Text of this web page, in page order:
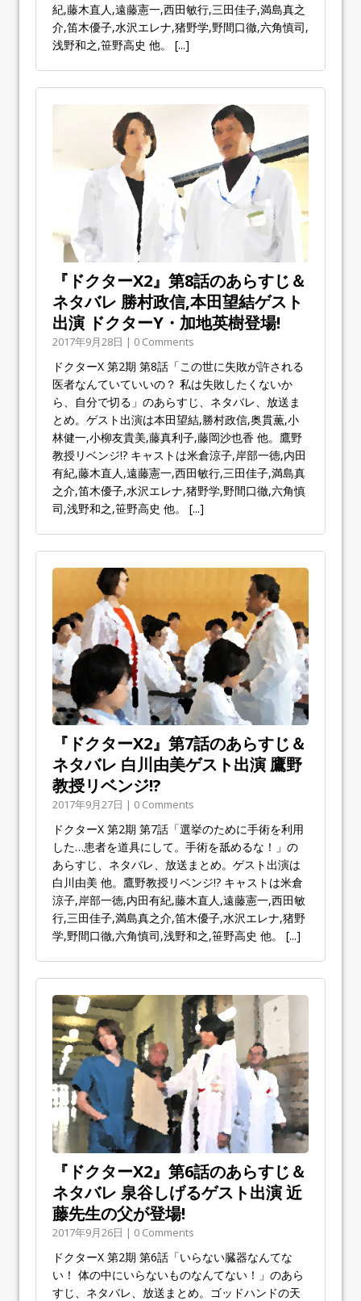
紀,藤木直人,遠藤憲一,西田敏行,三田佳子,満島真之
介,笛木優子,水沢エレナ,猪野学,野間口徹,六角慎司,
浅野和之,笹野高史 他。 [...]
『ドクターX2』第8話のあらすじ＆
ネタバレ 勝村政信,本田望結ゲスト
出演 ドクターY・加地英樹登場!
2017年9月28日 | 0 Comments
ドクターX 第2期 第8話「この世に失敗が許される
医者なんていていいの？ 私は失敗したくないか
ら、自分で切る」のあらすじ、ネタバレ、放送ま
とめ。ゲスト出演は本田望結,勝村政信,奥貫薫,小
林健一,小柳友貴美,藤真利子,藤岡沙也香 他。鷹野
教授リベンジ!? キャストは米倉涼子,岸部一徳,内田
有紀,藤木直人,遠藤憲一,西田敏行,三田佳子,満島真
之介,笛木優子,水沢エレナ,猪野学,野間口徹,六角慎
司,浅野和之,笹野高史 他。 [...]
『ドクターX2』第7話のあらすじ＆
ネタバレ 白川由美ゲスト出演 鷹野
教授リベンジ!?
2017年9月27日 | 0 Comments
ドクターX 第2期 第7話「選挙のために手術を利用
した…患者を道具にして。手術を舐めるな！」の
あらすじ、ネタバレ、放送まとめ。ゲスト出演は
白川由美 他。鷹野教授リベンジ!? キャストは米倉
涼子,岸部一徳,内田有紀,藤木直人,遠藤憲一,西田敏
行,三田佳子,満島真之介,笛木優子,水沢エレナ,猪野
学,野間口徹,六角慎司,浅野和之,笹野高史 他。 [...]
『ドクターX2』第6話のあらすじ＆
ネタバレ 泉谷しげるゲスト出演 近
藤先生の父が登場!
2017年9月26日 | 0 Comments
ドクターX 第2期 第6話「いらない臓器なんてな
い！ 体の中にいらないものなんてない！」のあら
すじ、ネタバレ、放送まとめ。ゴッドハンドの天